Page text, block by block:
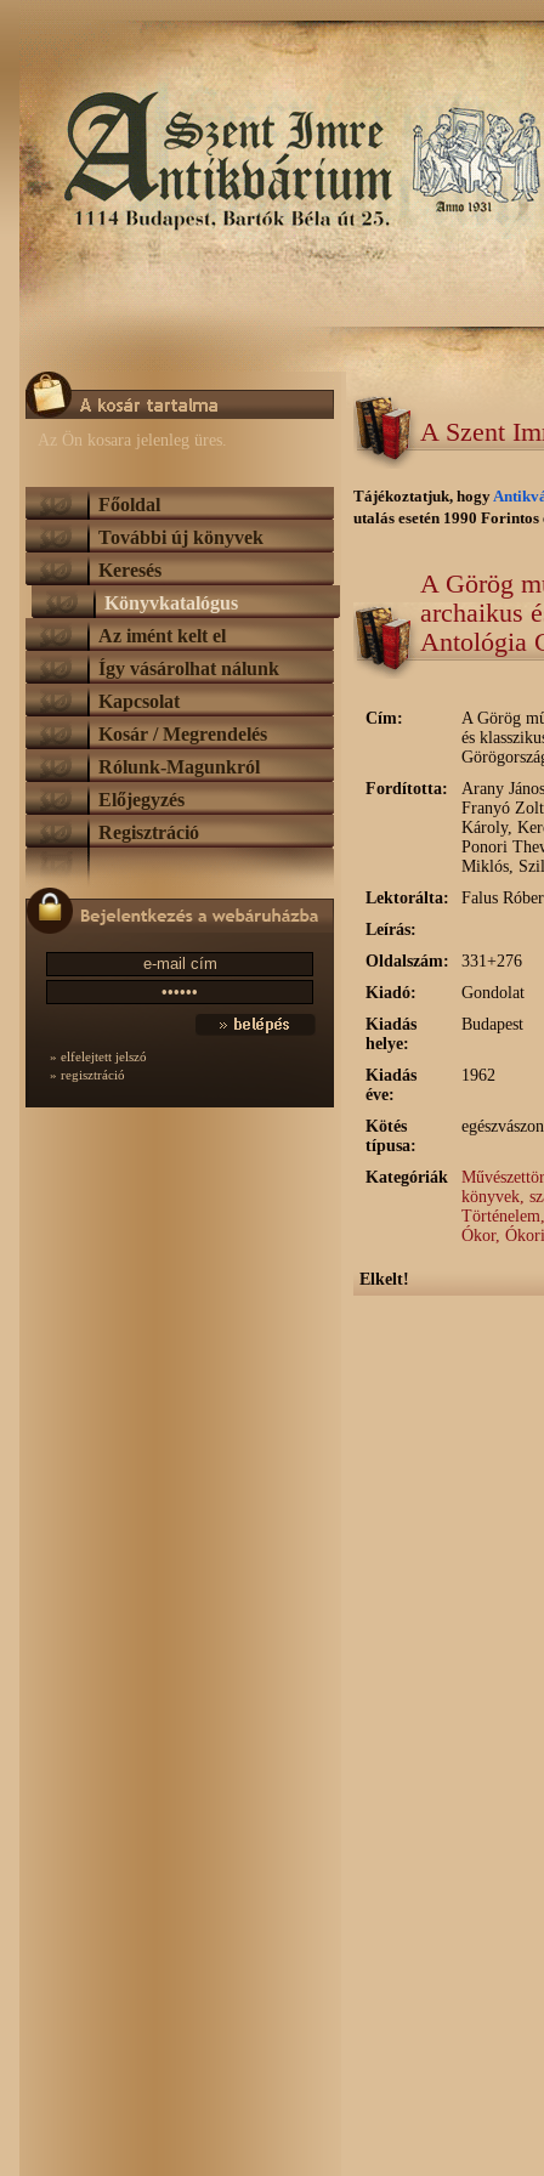
Az Ön kosara jelenleg üres.
Főoldal
További új könyvek
Keresés
Könyvkatalógus
Az imént kelt el
Így vásárolhat nálunk
Kapcsolat
Kosár / Megrendelés
Rólunk-Magunkról
Előjegyzés
Regisztráció
» elfelejtett jelszó
» regisztráció
A Szent
Tájékoztatjuk, hogy
utalás esetén 1990
A Görög
archaikus
Antológia
Cím:
A Görög
és
Fordította:
Arany
Franyó
Károly,
Ponori
Miklós, Szil
Lektorálta:
Falus
Leírás:
Oldalszám:
331+276
Kiadó:
Gondolat
Kiadás
helye:
Budapest
Kiadás
éve:
1962
Kötés
típusa:
Kategóriák
könyvek,
Ókor,
Elkelt!